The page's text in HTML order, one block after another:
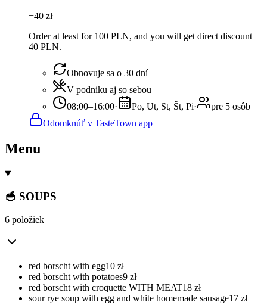
−40 zł
Order at least for 100 PLN, and you will get direct discount
40 PLN.
Obnovuje sa o 30 dní
V podniku aj so sebou
08:00–16:00· Po, Ut, St, Št, Pi·
pre 5 osôb
Odomknúť v TasteTown app
Menu
🥣 SOUPS
6 položiek
red borscht with egg10 zł
red borscht with potatoes9 zł
red borscht with croquette WITH MEAT18 zł
sour rye soup with egg and white homemade sausage17 zł